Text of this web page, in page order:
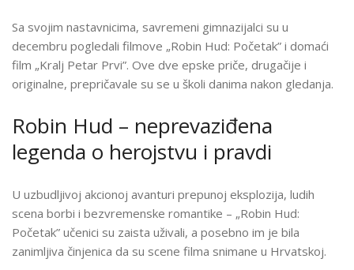
Sa svojim nastavnicima, savremeni gimnazijalci su u
decembru pogledali filmove „Robin Hud: Početak” i domaći
film „Kralj Petar Prvi”. Ove dve epske priče, drugačije i
originalne, prepričavale su se u školi danima nakon gledanja.
Robin Hud – neprevaziđena
legenda o herojstvu i pravdi
U uzbudljivoj akcionoj avanturi prepunoj eksplozija, ludih
scena borbi i bezvremenske romantike – „Robin Hud:
Početak” učenici su zaista uživali, a posebno im je bila
zanimljiva činjenica da su scene filma snimane u Hrvatskoj.